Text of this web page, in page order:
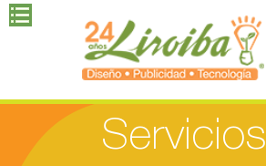
Servicios